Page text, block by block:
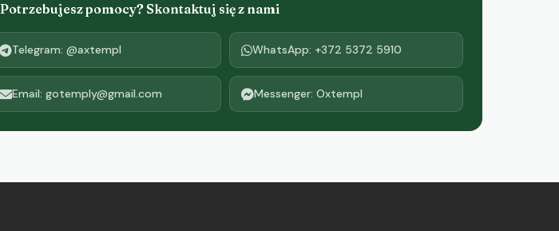
Potrzebujesz pomocy? Skontaktuj się z nami
Telegram: @axtempl WhatsApp: +372 5372 5910
Email: gotemply@gmail.com Messenger: Oxtempl